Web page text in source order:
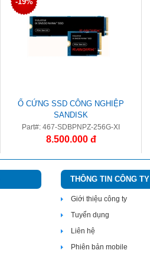
Ổ CỨNG SSD CÔNG NGHIỆP
SANDISK
Part#: 467-SDBPNPZ-256G-XI
8.500.000 đ
THÔNG TIN CÔNG TY
Giới thiệu công ty
Tuyển dụng
Liên hệ
Phiên bản mobile